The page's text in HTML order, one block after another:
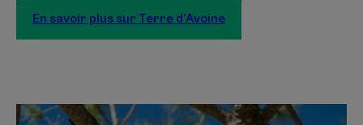
En savoir plus sur Terre d’Avoine